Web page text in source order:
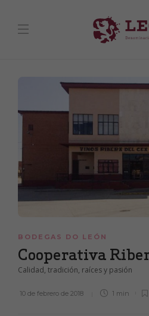
BODEGAS DO LEÓN
Cooperativa
Calidad, tradición, raíces y pasión
10 de febrero de 2018 1 min